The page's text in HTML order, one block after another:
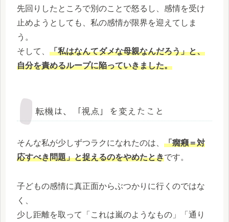
先回りしたところで別のことで怒るし、感情を受け
止めようとしても、私の感情が限界を迎えてしま
う。
そして、 「私はなんてダメな母親なんだろう」と、
自分を責めるループに陥っていきました。
転機は、「視点」を変えたこと
そんな私が少しずつラクになれたのは、 「癇癪＝対
応すべき問題」と捉えるのをやめたときです。
子どもの感情に真正面からぶつかりに行くのではな
く、
少し距離を取って「これは嵐のようなもの」「通り